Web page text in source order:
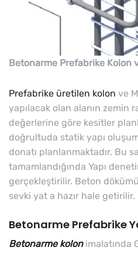
Betonarme Prefabrike Kolon
Prefabrike üretilen kolon ve
yapılacak olan alanın zemin
değerlerine göre kesitler
doğrultuda statik yapı
donatı planlanmaktadır. Bu
tamamlandığında Yapı
gerçekleştirilir. Beton
sevki yat a hazır hale getirilir.
Betonarme Prefabrike
Betonarme kolonimalatında